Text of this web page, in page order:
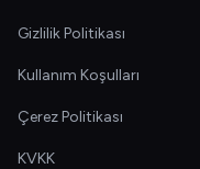
Gizlilik Politikası
Kullanım Koşulları
Çerez Politikası
KVKK